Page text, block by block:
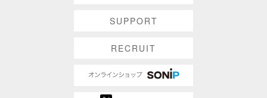
SUPPORT
RECRUIT